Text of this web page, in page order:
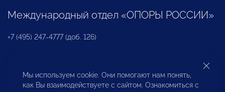
Международный отдел «ОПОРЫ РОССИИ»
+7 (495) 247-4777 (доб. 126)
Бюро по защите прав предпринимателей и
инвесторов
Мы используем cookie. Они помогают нам понять,
как Вы взаимодействуете с сайтом. Ознакомиться с